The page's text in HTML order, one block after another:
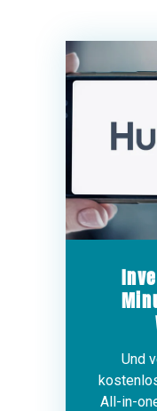
Und
All-in-